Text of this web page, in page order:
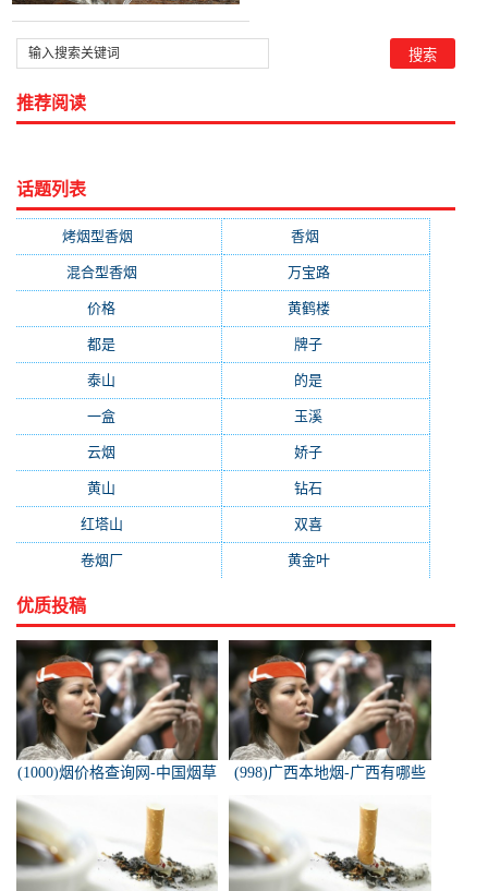
推荐阅读
话题列表
烤烟型香烟 香烟
混合型香烟 万宝路(331)
价格 黄鹤楼(315)
都是 牌子
泰山 的是
一盒 玉溪
云烟 娇子
黄山 钻石
红塔山 双喜
卷烟厂(154) 黄金叶(151)
优质投稿
(1000)烟价格查询网-中国烟草
(998)广西本地烟-广西有哪些